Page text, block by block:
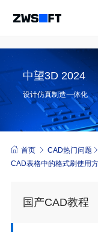
中望3D 2024
设计仿真制造一体化
首页 CAD热门问题
CAD表格中的格式刷使用
国产CAD教程